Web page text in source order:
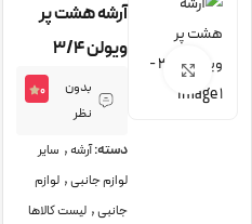
برای بزرگنمایی کلیک کنید
آرشه هشت پر
ویولن 3/4
بدون
نظر
0
دسته:آرشه, سایر
لوازم جانبی, لوازم
جانبی, لیست کالاها